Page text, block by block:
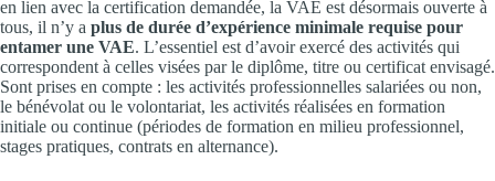
en lien avec la certification demandée, la VAE est désormais ouverte à
tous, il n’y a plus de durée d’expérience minimale requise pour
entamer une VAE. L’essentiel est d’avoir exercé des activités qui
correspondent à celles visées par le diplôme, titre ou certificat envisagé.
Sont prises en compte : les activités professionnelles salariées ou non,
le bénévolat ou le volontariat, les activités réalisées en formation
initiale ou continue (périodes de formation en milieu professionnel,
stages pratiques, contrats en alternance).